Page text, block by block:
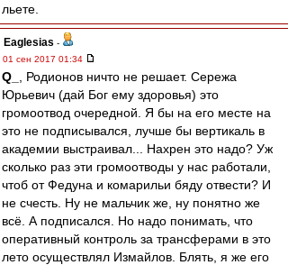
льете.
Eaglesias -
01 сен 2017 01:34
Q_
, Родионов ничто не решает. Сережа
Юрьевич (дай Бог ему здоровья) это
громоотвод очередной. Я бы на его месте на
это не подписывался, лучше бы вертикаль в
академии выстраивал... Нахрен это надо? Уж
сколько раз эти громоотводы у нас работали,
чтоб от Федуна и комарильи бяду отвести? И
не счесть. Ну не мальчик же, ну понятно же
всё. А подписался. Но надо понимать, что
оперативный контроль за трансферами в это
лето осуществлял Измайлов. Блять, я же его